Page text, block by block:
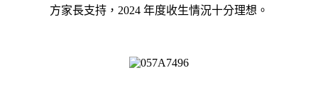
方家長支持，2024 年度收生情況十分理想。